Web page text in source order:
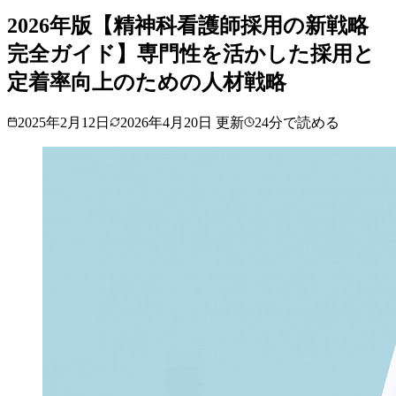
2026年版【精神科看護師採用の新戦略
完全ガイド】専門性を活かした採用と
定着率向上のための人材戦略
2025年2月12日 2026年4月20日 更新 24分で読める